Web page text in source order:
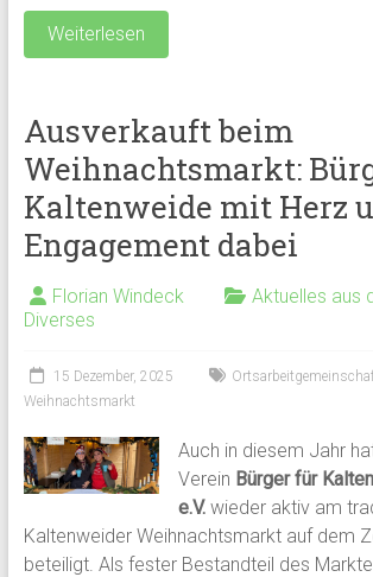
Weiterlesen
Ausverkauft beim
Weihnachtsmarkt:
Kaltenweide mit Herz
Engagement dabei
Florian Windeck Aktuelles aus
Diverses
15 Dezember, 2025
Weihnachtsmarkt
Auch in diesem Jahr
Verein Bürger für
e.V. wieder aktiv am
Kaltenweider Weihnachtsmarkt auf dem
beteiligt. Als fester Bestandteil des